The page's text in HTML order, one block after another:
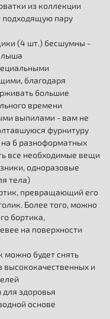
из коллекции
подходящую пару
(4 шт.) бесшумны -
благодаря
большие
времени
выпилами - вам не
фурнитуру
6 разноформатных
все необходимые вещи
одноразовые
тела)
превращающий его
Более того, можно
бортика,
на поверхности
можно будет снять
и
здоровья
основе